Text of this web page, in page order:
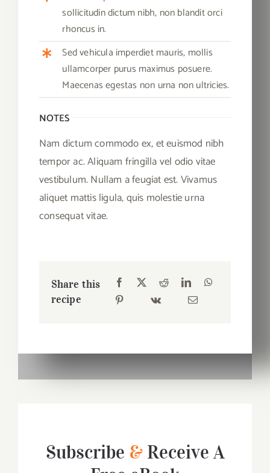
sollicitudin dictum nibh, non blandit orci
rhoncus in.
Sed vehicula imperdiet mauris, mollis
ullamcorper purus maximus posuere.
Maecenas egestas non urna non ultricies.
NOTES
Nam dictum commodo ex, et euismod nibh
tempor ac. Aliquam fringilla vel odio vitae
vestibulum. Nullam a feugiat est. Vivamus
aliquet mattis ligula, quis molestie urna
consequat vitae.
Share this
recipe
Subscribe &Receive A